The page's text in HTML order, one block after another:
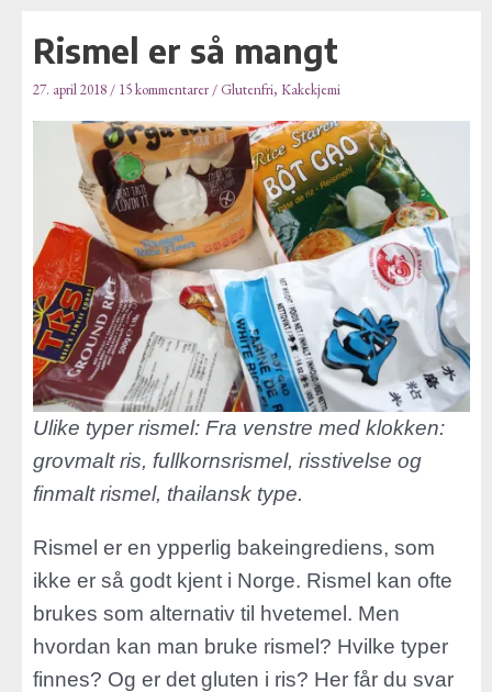
Rismel er så mangt
27. april 2018 / 15 kommentarer / Glutenfri, Kakekjemi
Ulike typer rismel: Fra venstre med klokken:
grovmalt ris, fullkornsrismel, risstivelse og
finmalt rismel, thailansk type.
Rismel er en ypperlig bakeingrediens, som
ikke er så godt kjent i Norge. Rismel kan ofte
brukes som alternativ til hvetemel. Men
hvordan kan man bruke rismel? Hvilke typer
finnes? Og er det gluten i ris? Her får du svar
navigation